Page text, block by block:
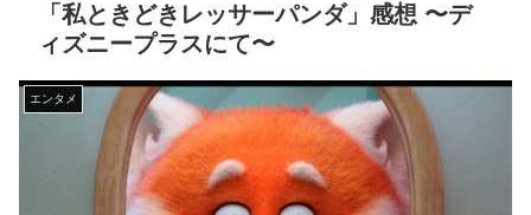
「私ときどきレッサーパンダ」感想 〜デ
ィズニープラスにて〜
エンタメ